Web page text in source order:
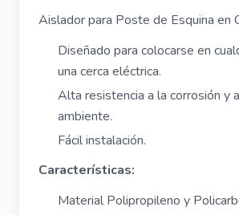
Aislador para Poste de Esquina en
Diseñado para colocarse en
una cerca eléctrica.
Alta resistencia a la corrosión y
ambiente.
Fácil instalación.
Características:
Material Polipropileno y